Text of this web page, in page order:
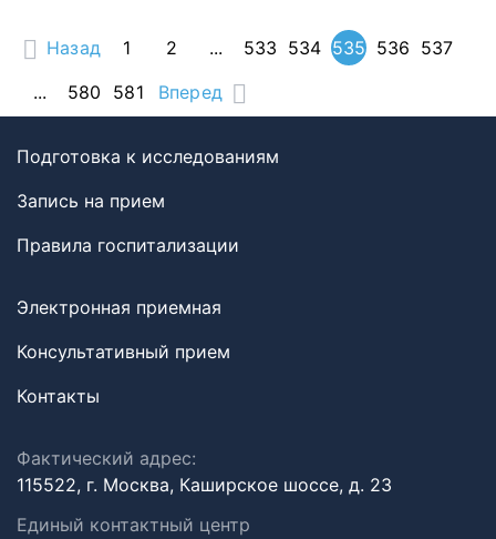
Назад 1 2 ... 533 534 535 536 537
...
580 581 Вперед
Подготовка к исследованиям
Запись на прием
Правила госпитализации
Электронная приемная
Консультативный прием
Контакты
Фактический адрес:
115522, г. Москва, Каширское шоссе, д. 23
Единый контактный центр